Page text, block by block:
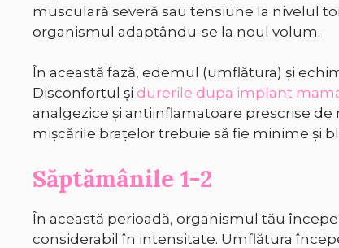
musculară severă sau tensiune la nivelul
organismul adaptându-se la noul volum.
În această fază, edemul (umflătura) și
Disconfortul și durerile dupa implant
analgezice și antiinflamatoare prescrise
mișcările brațelor trebuie să fie minime și
Săptămânile 1-2
În această perioadă, organismul tău
considerabil în intensitate. Umflătura